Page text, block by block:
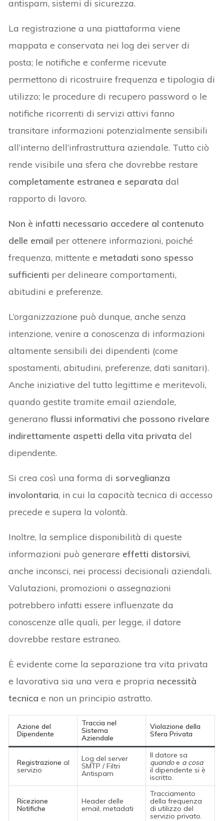
antispam, sistemi di sicurezza.
La registrazione a una piattaforma viene
mappata e conservata nei log dei server di
posta; le notifiche e conferme ricevute
permettono di ricostruire frequenza e tipologia di
utilizzo; le procedure di recupero password o le
notifiche ricorrenti di servizi attivi fanno
transitare informazioni potenzialmente sensibili
all’interno dell’infrastruttura aziendale. Tutto ciò
rende visibile una sfera che dovrebbe restare
completamente estranea e separatadal
rapporto di lavoro.
Non è infatti necessario accedere al contenuto
delle email per ottenere informazioni, poiché
frequenza, mittente e metadati sono spesso
sufficienti per delineare comportamenti,
abitudini e preferenze.
L’organizzazione può dunque, anche senza
intenzione, venire a conoscenza di informazioni
altamente sensibili dei dipendenti (come
spostamenti, abitudini, preferenze, dati sanitari).
Anche iniziative del tutto legittime e meritevoli,
quando gestite tramite email aziendale,
generanoflussi informativi che possono rivelare
indirettamente aspetti della vita privata del
dipendente.
Si crea così una forma di sorveglianza
involontaria, in cui la capacità tecnica di accesso
precede e supera la volontà.
Inoltre, la semplice disponibilità di queste
informazioni può generare effetti distorsivi,
anche inconsci, nei processi decisionali aziendali.
Valutazioni, promozioni o assegnazioni
potrebbero infatti essere influenzate da
conoscenze alle quali, per legge, il datore
dovrebbe restare estraneo.
È evidente come la separazione tra vita privata
e lavorativa sia una vera e propria necessità
tecnicae non un principio astratto.
Azione del
Dipendente
Traccia nel
Sistema
Aziendale
Violazione della
Sfera Privata
Registrazione al
servizio
Log del server
SMTP / Filtri
Antispam
Il datore sa
quandoe a cosa
il dipendente si è
iscritto.
Ricezione
Notifiche
Header delle
email, metadati
Tracciamento
della frequenza
di utilizzo del
servizio privato.